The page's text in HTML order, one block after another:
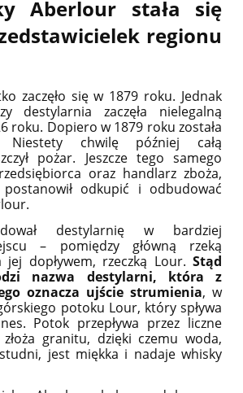
Aberlour stała się
regionu
zaczęło się w 1879 roku. Jednak
destylarnia zaczęła nielegalną
roku. Dopiero w 1879 roku została
Niestety chwilę później całą
pożar. Jeszcze tego samego
oraz handlarz zboża,
postanowił odkupić i odbudować
destylarnię w bardziej
– pomiędzy główną rzeką
dopływem, rzeczką Lour. Stąd
nazwa destylarni, która z
oznacza ujście strumienia, w
potoku Lour, który spływa
Potok przepływa przez liczne
granitu, dzięki czemu woda,
jest miękka i nadaje whisky